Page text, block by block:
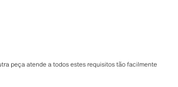
peça atende a todos estes requisitos tão facilmente